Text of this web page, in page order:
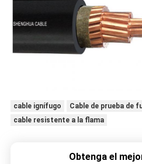
cable ignífugo
Cable de prueba de
cable resistente a la flama
Obtenga el